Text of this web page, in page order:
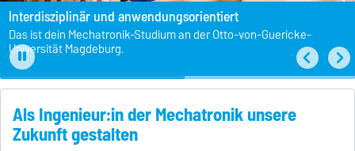
Interdisziplinär undanwendungsorientiert
Das ist dein Mechatronik-Studium an der Otto-von-Guericke-
Universität Magdeburg.
Als Ingenieur:in der Mechatronik unsere
Zukunft gestalten